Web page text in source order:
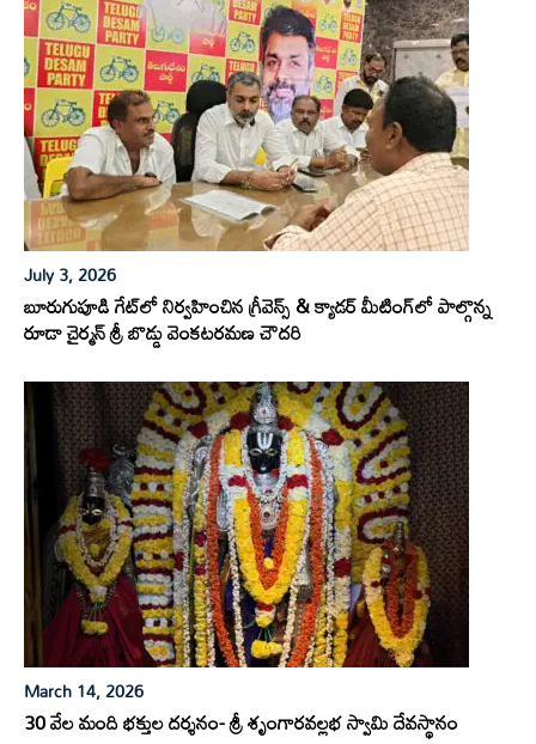
July 3, 2026
బూరుగుపూడి గేట్‌లో నిర్వహించిన గ్రీవెన్స్ & క్యాడర్ మీటింగ్‌లో పాల్గొన్న
రూడా చైర్మన్ శ్రీ బొడ్డు వెంకటరమణ చౌదరి
March 14, 2026
30 వేల మంది భక్తుల దర్శనం- శ్రీ శృంగారవల్లభ స్వామి దేవస్థానం